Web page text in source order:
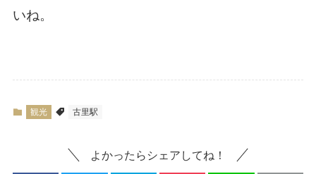
いね。
観光 古里駅
よかったらシェアしてね！